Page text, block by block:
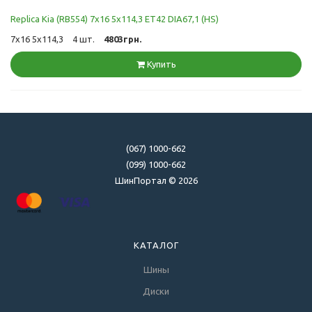
Replica Kia (RB554) 7x16 5x114,3 ET42 DIA67,1 (HS)
7x16 5x114,3 4 шт. 4803грн.
Купить
(067) 1000-662
(099) 1000-662
ШинПортал © 2026
КАТАЛОГ
Шины
Диски